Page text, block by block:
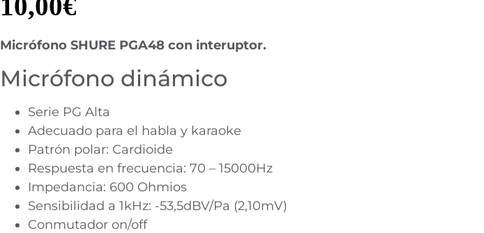
Micrófono SHURE PGA48 con interuptor.
Micrófono dinámico
Serie PG Alta
Adecuado para el habla y karaoke
Patrón polar: Cardioide
Respuesta en frecuencia: 70 – 15000Hz
Impedancia: 600 Ohmios
Sensibilidad a 1kHz: -53,5dBV/Pa (2,10mV)
Conmutador on/off